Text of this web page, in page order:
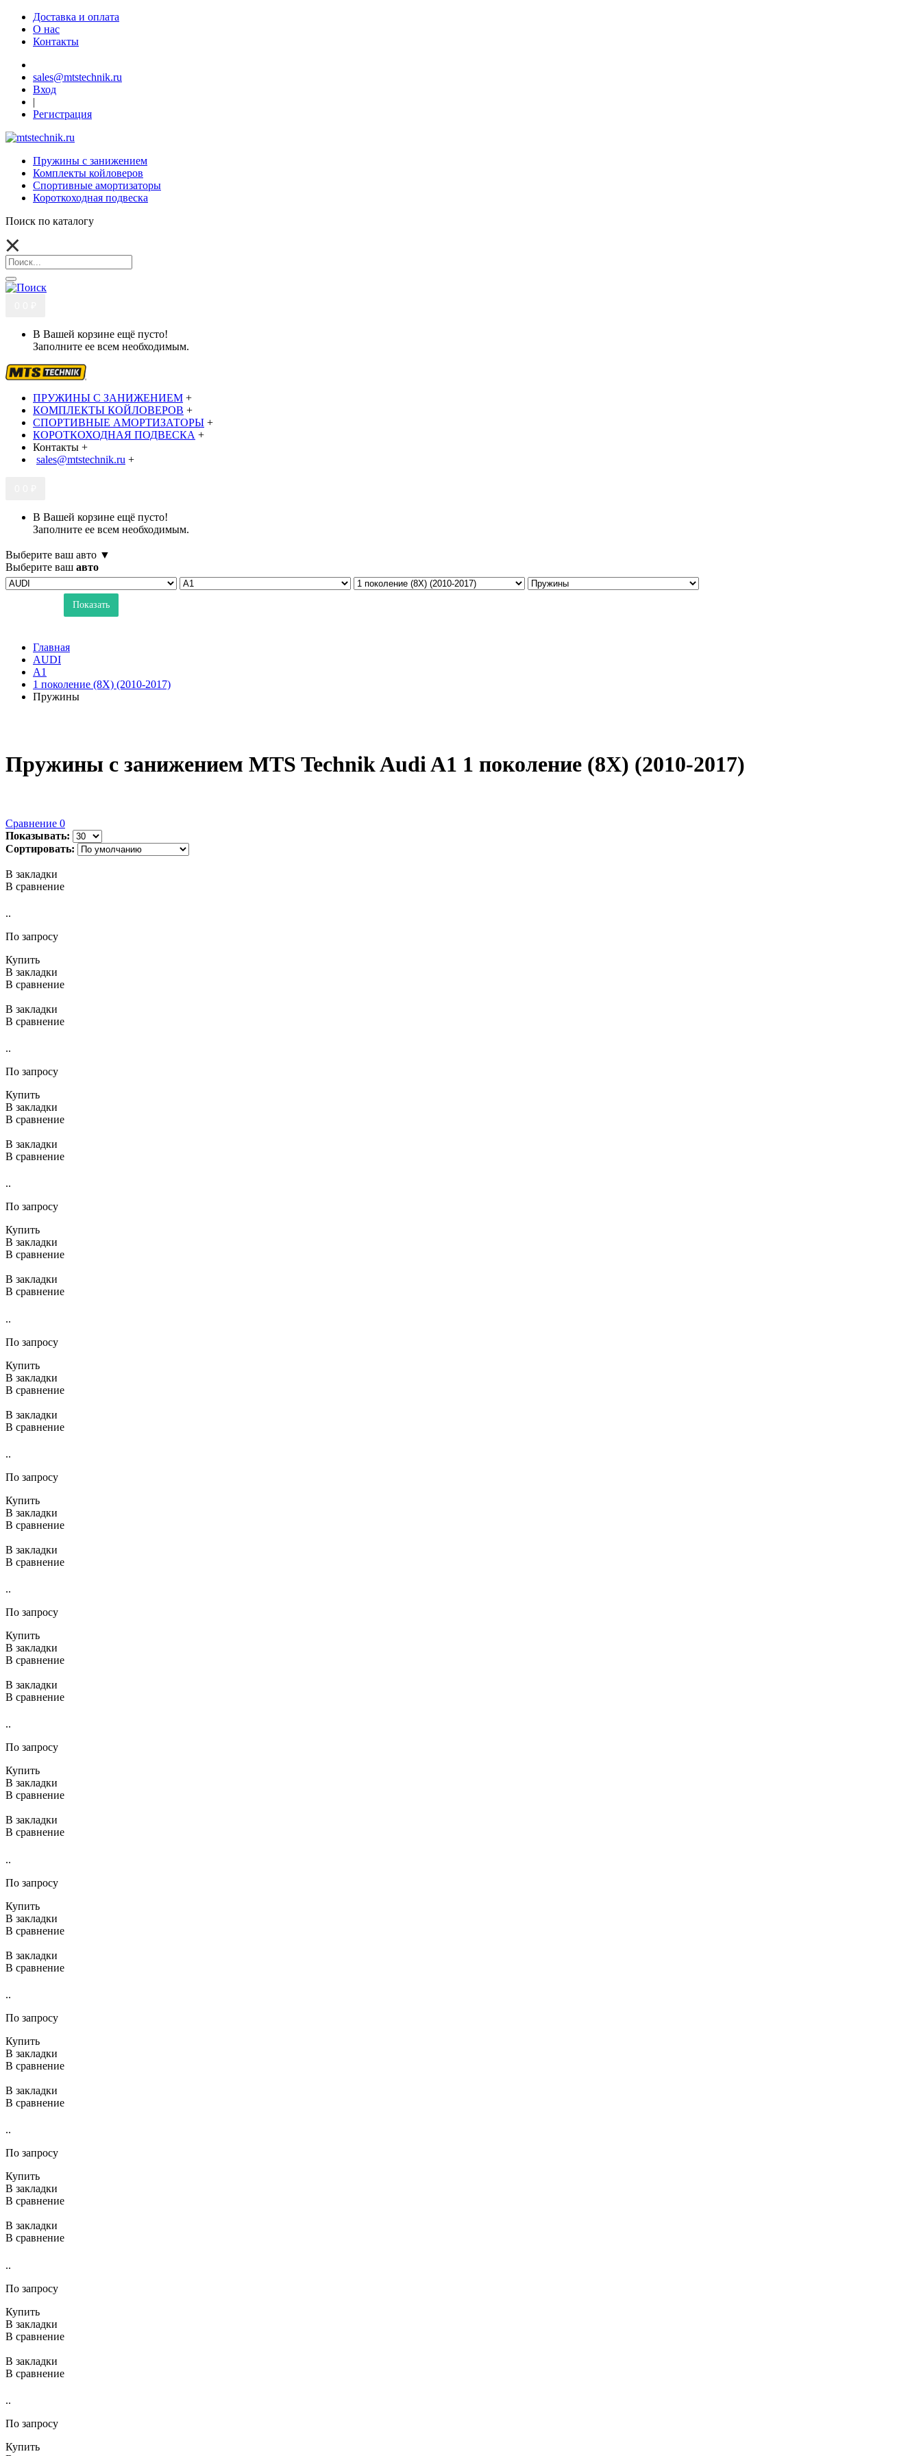
Доставка и оплата
О нас
Контакты
sales@mtstechnik.ru
Вход
|
Регистрация
Пружины с занижением
Комплекты койловеров
Спортивные амортизаторы
Короткоходная подвеска
Поиск по каталогу
В Вашей корзине ещё пусто!
Заполните ее всем необходимым.
ПРУЖИНЫ С ЗАНИЖЕНИЕМ +
КОМПЛЕКТЫ КОЙЛОВЕРОВ +
СПОРТИВНЫЕ АМОРТИЗАТОРЫ +
КОРОТКОХОДНАЯ ПОДВЕСКА +
Контакты +
sales@mtstechnik.ru +
В Вашей корзине ещё пусто!
Заполните ее всем необходимым.
Выберите ваш авто ▼
Выберите ваш авто
Показать
Главная
AUDI
A1
1 поколение (8X) (2010-2017)
Пружины
Пружины с занижением MTS Technik Audi A1 1 поколение (8X) (2010-2017)
Сравнение 0
Показывать:
Сортировать:
В закладки
В сравнение
..
По запросу
Купить
В закладки
В сравнение
В закладки
В сравнение
..
По запросу
Купить
В закладки
В сравнение
В закладки
В сравнение
..
По запросу
Купить
В закладки
В сравнение
В закладки
В сравнение
..
По запросу
Купить
В закладки
В сравнение
В закладки
В сравнение
..
По запросу
Купить
В закладки
В сравнение
В закладки
В сравнение
..
По запросу
Купить
В закладки
В сравнение
В закладки
В сравнение
..
По запросу
Купить
В закладки
В сравнение
В закладки
В сравнение
..
По запросу
Купить
В закладки
В сравнение
В закладки
В сравнение
..
По запросу
Купить
В закладки
В сравнение
В закладки
В сравнение
..
По запросу
Купить
В закладки
В сравнение
В закладки
В сравнение
..
По запросу
Купить
В закладки
В сравнение
В закладки
В сравнение
..
По запросу
Купить